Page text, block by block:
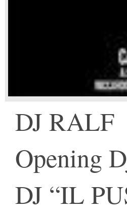
DJ RALF
Opening
DJ “IL